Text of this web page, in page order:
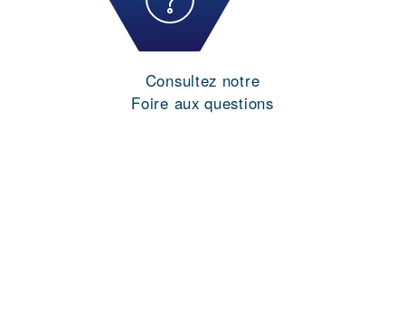
Consultez notre
Foire aux questions